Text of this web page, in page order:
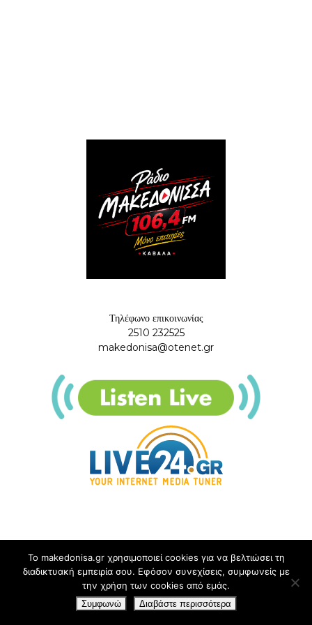
Τηλέφωνο επικοινωνίας
2510 232525
makedonisa@otenet.gr
Το makedonisa.gr χρησιμοποιεί cookies για να βελτιώσει τη
διαδικτυακή εμπειρία σου. Εφόσον συνεχίσεις, συμφωνείς με
την χρήση των cookies από εμάς.
Συμφωνώ Διαβάστε περισσότερα